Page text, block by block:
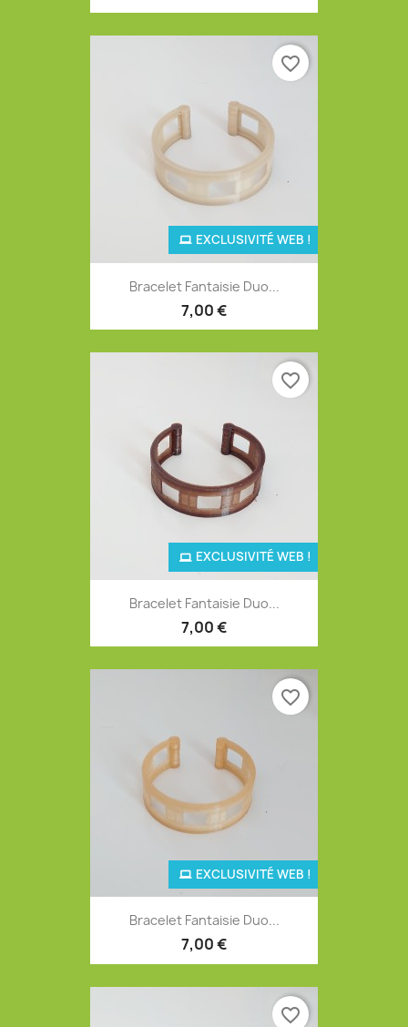
Bracelet Fantaisie Duo...
7,00 €
EXCLUSIVITÉ WEB !
favorite_border
Bracelet Fantaisie Duo...
7,00 €
EXCLUSIVITÉ WEB !
favorite_border
Bracelet Fantaisie Duo...
7,00 €
EXCLUSIVITÉ WEB !
favorite_border
favorite_border